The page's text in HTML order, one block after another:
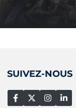
SUIVEZ-NOUS